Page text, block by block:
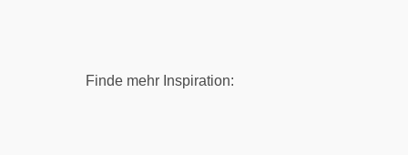
Finde mehr Inspiration: